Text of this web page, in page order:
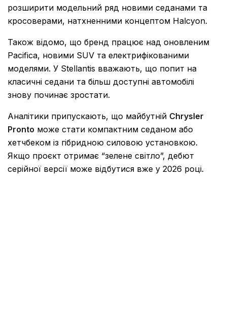
розширити модельний ряд новими седанами та
кросоверами, натхненними концептом Halcyon.
Також відомо, що бренд працює над оновленим
Pacifica, новими SUV та електрифікованими
моделями. У Stellantis вважають, що попит на
класичні седани та більш доступні автомобілі
знову починає зростати.
Аналітики припускають, що майбутній Chrysler
Pronto може стати компактним седаном або
хетчбеком із гібридною силовою установкою.
Якщо проєкт отримає “зелене світло”, дебют
серійної версії може відбутися вже у 2026 році.